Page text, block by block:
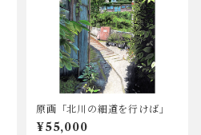
原画「北川の細道を行けば」
¥55,000